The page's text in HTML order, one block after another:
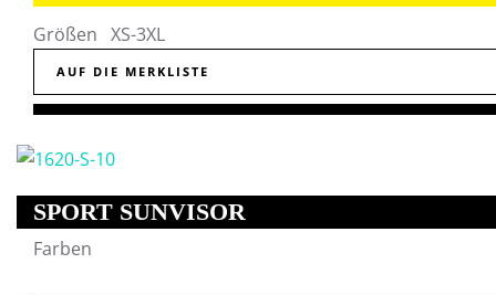
Größen XS-3XL
AUF DIE MERKLISTE
SPORT SUNVISOR
Farben